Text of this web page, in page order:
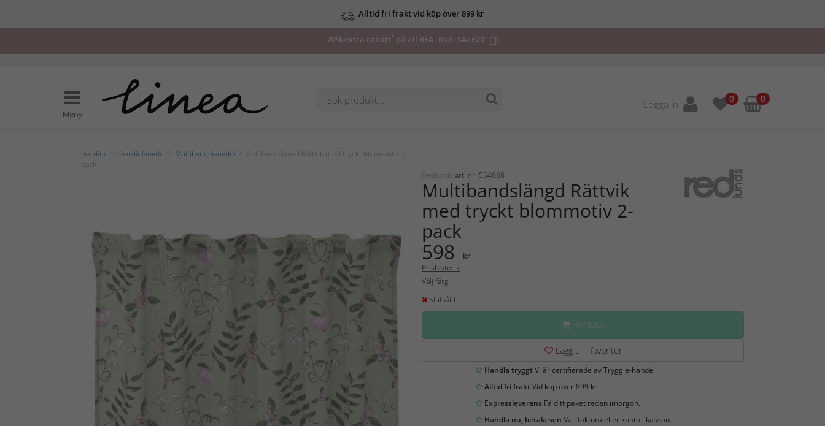
Alltid fri frakt vid köp över 899 kr
20% extra rabatt*på all REA. Kod: SALE20
Meny
Logga in 0 0
Gardiner Gardinlängder Multibandslängder > Multibandslängd Rättvik med tryckt blommotiv 2-
pack
Redlunds art. nr: 554668
Multibandslängd Rättvik
med tryckt blommotiv 2-
pack
598 kr
Prishistorik
Välj färg
Slutsåld
HANDLA
Lägg till i favoriter
Handla tryggtVi är certifierade av Trygg e-handel.
Alltid fri fraktVid köp över 899 kr.
ExpressleveransFå ditt paket redan imorgon.
Handla nu, betala sen Välj faktura eller konto i kassan.